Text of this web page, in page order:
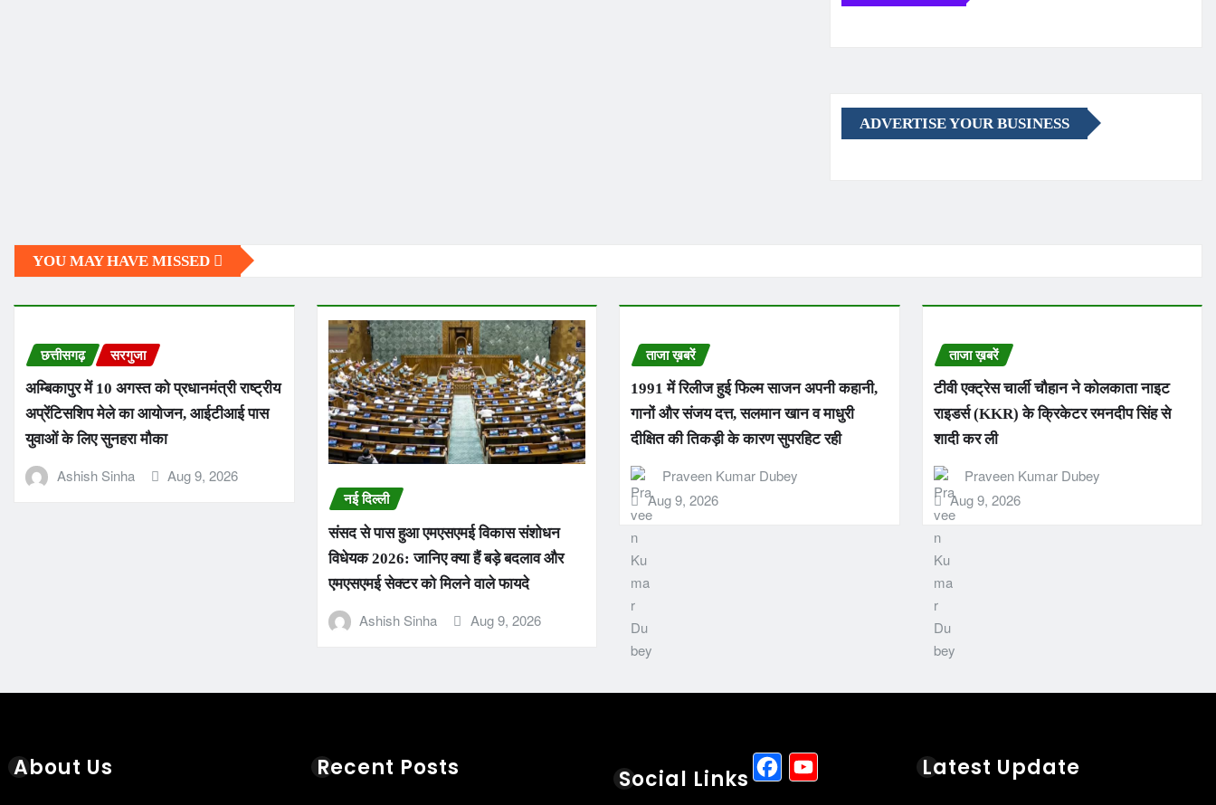
ADVERTISE YOUR BUSINESS
YOU MAY HAVE MISSED
छत्तीसगढ़ सरगुजा
अम्बिकापुर में 10 अगस्त को प्रधानमंत्री राष्ट्रीय
अप्रेंटिसशिप मेले का आयोजन, आईटीआई पास
युवाओं के लिए सुनहरा मौका
Ashish Sinha Aug 9, 2026
नई दिल्ली
संसद से पास हुआ एमएसएमई विकास संशोधन
विधेयक 2026: जानिए क्या हैं बड़े बदलाव और
एमएसएमई सेक्टर को मिलने वाले फायदे
Ashish Sinha Aug 9, 2026
ताजा ख़बरें
1991 में रिलीज हुई फिल्म साजन अपनी कहानी,
गानों और संजय दत्त, सलमान खान व माधुरी
दीक्षित की तिकड़ी के कारण सुपरहिट रही
Praveen Kumar Dubey
Aug 9, 2026
ताजा ख़बरें
टीवी एक्ट्रेस चार्ली चौहान ने कोलकाता नाइट
राइडर्स (KKR) के क्रिकेटर रमनदीप सिंह से
शादी कर ली
Praveen Kumar Dubey
Aug 9, 2026
About Us Recent Posts Social Links FacebookYouTubeLatest Update